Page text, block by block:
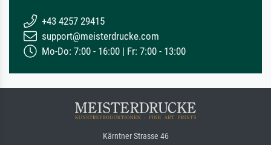
+43 4257 29415
support@meisterdrucke.com
Mo-Do: 7:00 - 16:00 | Fr: 7:00 - 13:00
Kärntner Strasse 46